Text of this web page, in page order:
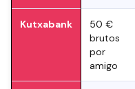
Kutxabank
50 €
brutos
por
amigo